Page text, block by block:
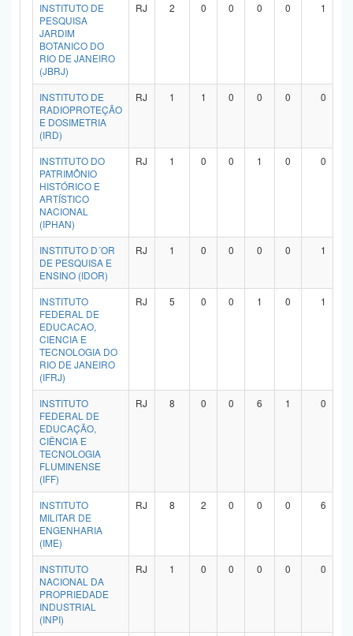
INSTITUTO DE
PESQUISA
JARDIM
BOTANICO DO
RIO DE JANEIRO
(JBRJ)
RJ 2 0 0 0 0 1
INSTITUTO DE
RADIOPROTEÇÃO
E DOSIMETRIA
(IRD)
RJ 1 1 0 0 0 0
INSTITUTO DO
PATRIMÔNIO
HISTÓRICO E
ARTÍSTICO
NACIONAL
(IPHAN)
RJ 1 0 0 1 0 0
INSTITUTO D´OR
DE PESQUISA E
ENSINO (IDOR)
RJ 1 0 0 0 0 1
INSTITUTO
FEDERAL DE
EDUCACAO,
CIENCIA E
TECNOLOGIA DO
RIO DE JANEIRO
(IFRJ)
RJ 5 0 0 1 0 1
INSTITUTO
FEDERAL DE
EDUCAÇÃO,
CIÊNCIA E
TECNOLOGIA
FLUMINENSE
(IFF)
RJ 8 0 0 6 1 0
INSTITUTO
MILITAR DE
ENGENHARIA
(IME)
RJ 8 2 0 0 0 6
INSTITUTO
NACIONAL DA
PROPRIEDADE
INDUSTRIAL
(INPI)
RJ 1 0 0 0 0 0